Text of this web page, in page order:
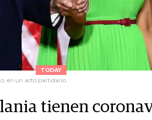
TODAY
en un acto partidario.
tienen